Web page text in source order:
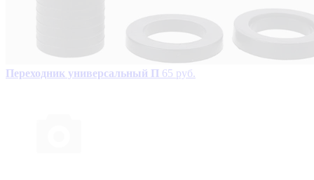
Переходник универсальный П 65 руб.